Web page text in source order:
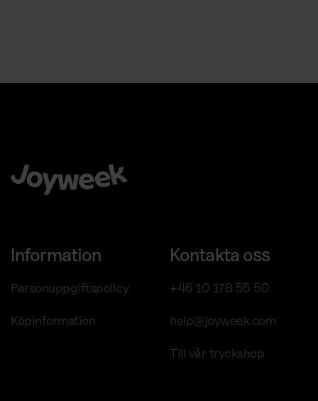
Information
Personuppgiftspolicy
Köpinformation
Kontakta oss
+46 10 178 55 50
help@joyweek.com
Till vår tryckshop